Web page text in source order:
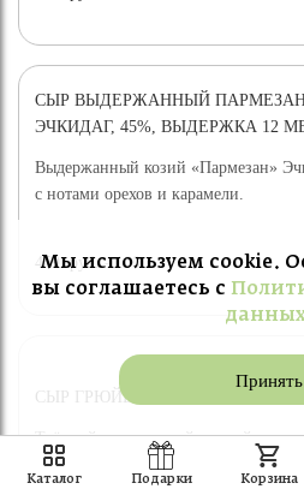
СЫР ВЫДЕРЖАННЫЙ
ЭЧКИДАГ, 45%, ВЫДЕРЖКА 12
Выдержанный козий «Пармезан»
с нотами орехов и карамели.
459 руб.- 100г
СЫР ГРЮЙЕР ПАТРИС НОРМАН
Твёрдый сыр по швейцарской
сыр России 2021».
Мы используем cookie.
вы соглашаетесь с
Принять
Каталог Подарки Корзина